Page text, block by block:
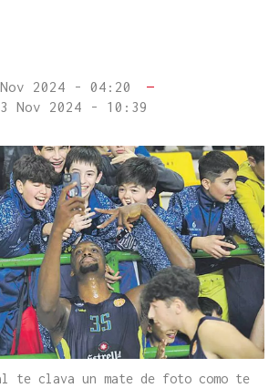
2024 - 04:20
—
Nov 2024 - 10:39
te clava un mate de foto como te